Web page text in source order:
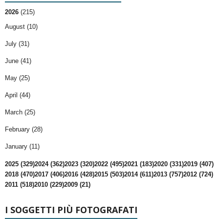
2026 (215)
August (10)
July (31)
June (41)
May (25)
April (44)
March (25)
February (28)
January (11)
2025 (329)2024 (362)2023 (320)2022 (495)2021 (183)2020 (331)2019 (407)
2018 (470)2017 (406)2016 (428)2015 (503)2014 (611)2013 (757)2012 (724)
2011 (518)2010 (229)2009 (21)
I SOGGETTI PIÙ FOTOGRAFATI